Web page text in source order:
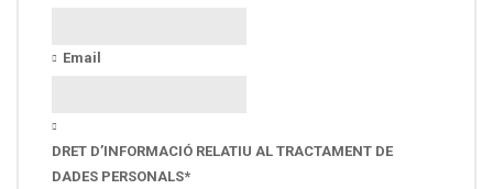
Email
DRET D’INFORMACIÓ RELATIU AL TRACTAMENT DE
DADES PERSONALS*